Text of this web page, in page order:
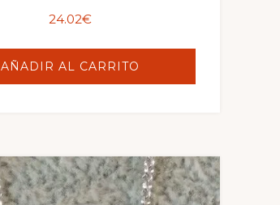
24.02€
AÑADIR AL CARRITO